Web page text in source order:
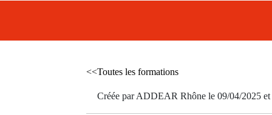
<<Toutes les formations
Créée par ADDEAR Rhône le 09/04/2025 et